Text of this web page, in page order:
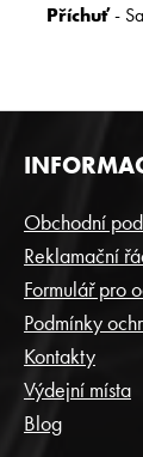
Příchuť-
Z
Á
P
A
T
Í
Obchodní
Reklamační
Formulář pro
Podmínky
Kontakty
Výdejní místa
Blog